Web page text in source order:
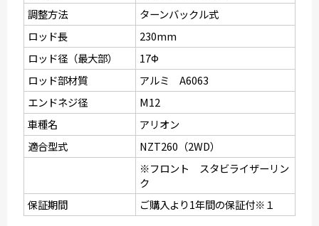
調整方法
ターンバックル式
ロッド長
230mm
ロッド径（最大部）
17Ф
ロッド部材質
アルミ A6063
エンドネジ径
M12
車種名
アリオン
適合型式
NZT260（2WD）
※フロント スタビライザーリン
ク
保証期間
ご購入より1年間の保証付※１